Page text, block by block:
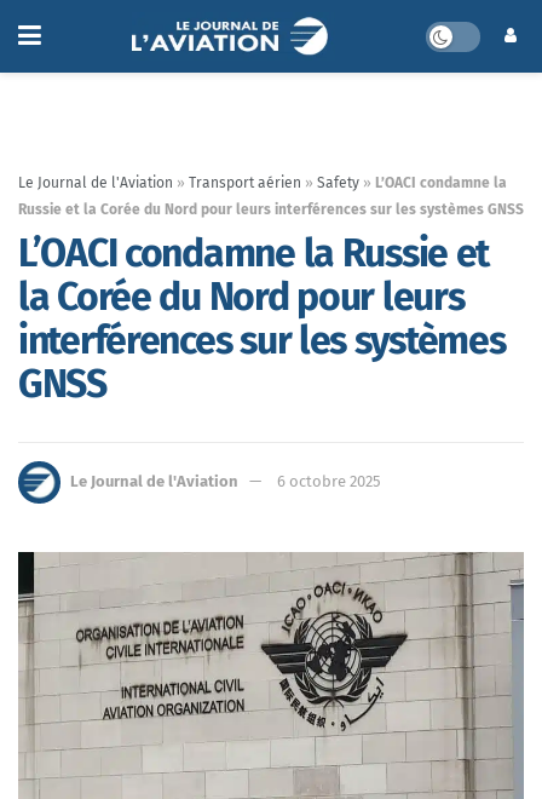
Le Journal de l'Aviation » Transport aérien » Safety » L’OACI condamne la
Russie et la Corée du Nord pour leurs interférences sur les systèmes GNSS
L’OACI condamne la Russie et
la Corée du Nord pour leurs
interférences sur les systèmes
GNSS
Le Journal de l'Aviation 6 octobre 2025